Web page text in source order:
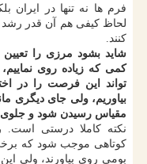
فرم ها نه تنها در ایران
لحاظ کیفی هم آن قدر رشد
کنند.
شاید بشود مرزی را
کمی که زیاده روی
تواند این فرصت را در
بیاوریم، ولی جای دیگری
مقیاس رسیدن شود و جلوی
نکته کاملا درستی
کوتاهی موجب شود که برخی
بومی روی بیاورند، ولی این